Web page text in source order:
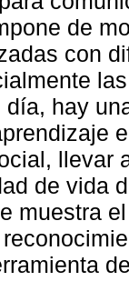
de
con
hay
llevar
de vida
muestra